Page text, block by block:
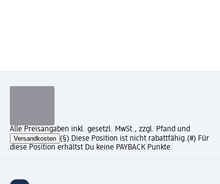
Alle Preisangaben inkl. gesetzl. MwSt., zzgl. Pfand und
Versandkosten (§) Diese Position ist nicht rabattfähig.(#) Für
diese Position erhältst Du keine PAYBACK Punkte.